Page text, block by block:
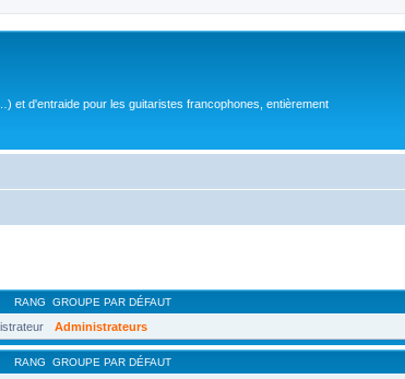
et d'entraide pour les guitaristes francophones, entièrement
RANG GROUPE PAR DÉFAUT
Administrateurs
RANG GROUPE PAR DÉFAUT